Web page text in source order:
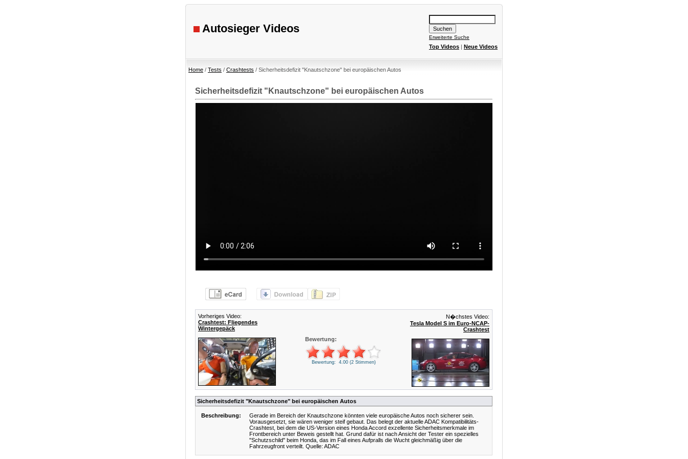
Autosieger Videos
Erweiterte Suche
Top Videos | Neue Videos
Home / Tests / Crashtests / Sicherheitsdefizit "Knautschzone" bei europäischen Autos
Sicherheitsdefizit "Knautschzone" bei europäischen Autos
Vorheriges Video:
Crashtest: Fliegendes
Wintergepäck
Bewertung:
Bewertung: 4.00 (2 Stimmen)
N�chstes Video:
Tesla Model S im Euro-NCAP-
Crashtest
Sicherheitsdefizit "Knautschzone" bei europäischen Autos
Beschreibung:
Gerade im Bereich der Knautschzone könnten viele europäische Autos noch sicherer sein.
Vorausgesetzt, sie wären weniger steif gebaut. Das belegt der aktuelle ADAC Kompatibilitäts-
Crashtest, bei dem die US-Version eines Honda Accord exzellente Sicherheitsmerkmale im
Frontbereich unter Beweis gestellt hat. Grund dafür ist nach Ansicht der Tester ein spezielles
"Schutzschild" beim Honda, das im Fall eines Aufpralls die Wucht gleichmäßig über die
Fahrzeugfront verteilt. Quelle: ADAC